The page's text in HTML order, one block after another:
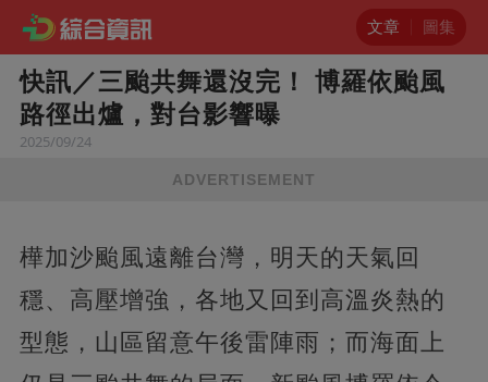
文章 圖集
快訊／三颱共舞還沒完！ 博羅依颱風
路徑出爐，對台影響曝
2025/09/24
ADVERTISEMENT
樺加沙颱風遠離台灣，明天的天氣回
穩、高壓增強，各地又回到高溫炎熱的
型態，山區留意午後雷陣雨；而海面上